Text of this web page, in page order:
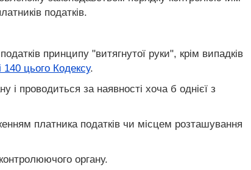
податків.
принципу "витягнутої руки", крім випадків
140 цього Кодексу.
і проводиться за наявності хоча б однієї з
платника податків чи місцем розташування
органу.